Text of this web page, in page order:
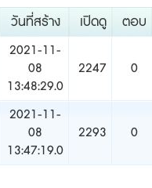
วันที่สร้าง เปิดดู ตอบ
2021-11-
08
13:48:29.0
2247 0
2021-11-
08
13:47:19.0
2293 0